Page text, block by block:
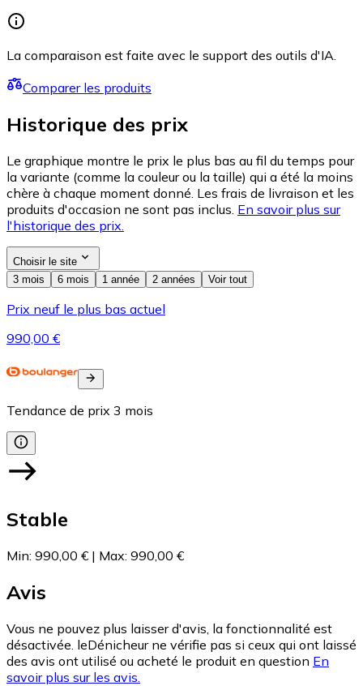
La comparaison est faite avec le support des outils d'IA.
Comparer les produits
Historique des prix
Le graphique montre le prix le plus bas au fil du temps pour
la variante (comme la couleur ou la taille) qui a été la moins
chère à chaque moment donné. Les frais de livraison et les
produits d'occasion ne sont pas inclus. En savoir plus sur
l'historique des prix.
Choisir le site
3 mois
6 mois 1 année 2 années Voir tout
Prix neuf le plus bas actuel
990,00 €
Tendance de prix 3 mois
Stable
Min: 990,00 € | Max: 990,00 €
Avis
Vous ne pouvez plus laisser d'avis, la fonctionnalité est
désactivée. leDénicheur ne vérifie pas si ceux qui ont laissé
des avis ont utilisé ou acheté le produit en question En
savoir plus sur les avis.